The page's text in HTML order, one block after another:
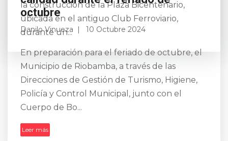
la construcción de la Plaza Bicentenario,
ubicada en el antiguo Club Ferroviario,
durante un...
Riobamba se alista para recibir a
los turistas con servicios de
calidad durante el feriado de
octubre